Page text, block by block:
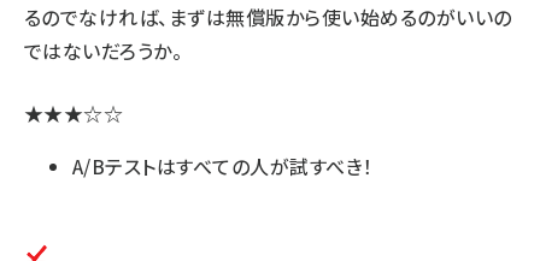
るのでなければ、まずは無償版から使い始めるのがいいの
ではないだろうか。
★★★☆☆
A/Bテストはすべての人が試すべき！